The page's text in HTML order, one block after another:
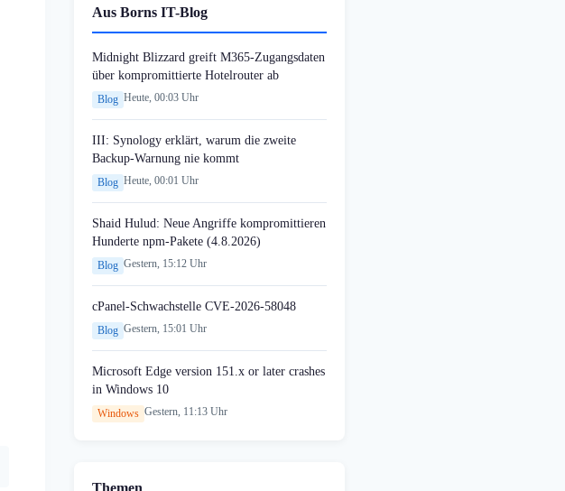
Aus Borns IT-Blog
Midnight Blizzard greift M365-Zugangsdaten
über kompromittierte Hotelrouter ab
Blog Heute, 00:03 Uhr
III: Synology erklärt, warum die zweite
Backup-Warnung nie kommt
Blog Heute, 00:01 Uhr
Shaid Hulud: Neue Angriffe kompromittieren
Hunderte npm-Pakete (4.8.2026)
Blog Gestern, 15:12 Uhr
cPanel-Schwachstelle CVE-2026-58048
Blog Gestern, 15:01 Uhr
Microsoft Edge version 151.x or later crashes
in Windows 10
Windows Gestern, 11:13 Uhr